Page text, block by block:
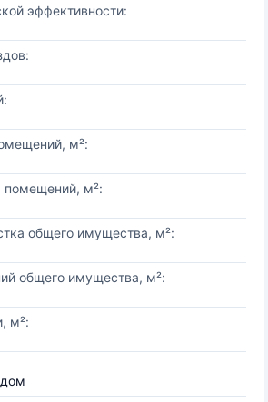
эффективности:
м²:
м²:
общего имущества, м²:
общего имущества, м²:
м²: